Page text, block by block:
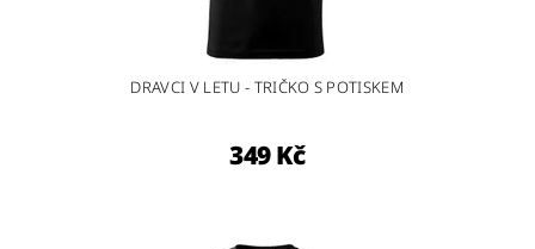
DRAVCI V LETU - TRIČKO S POTISKEM
349 Kč